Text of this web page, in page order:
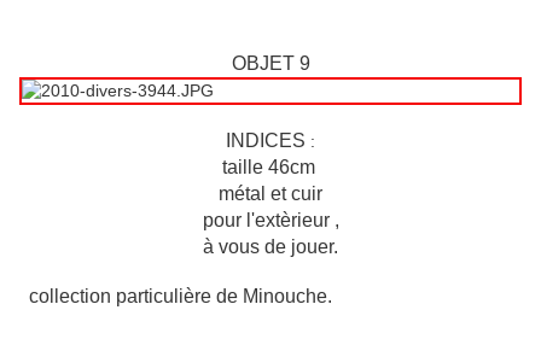
OBJET 9
INDICES :
taille 46cm
métal et cuir
pour l'extèrieur ,
à vous de jouer.
collection particulière de Minouche.